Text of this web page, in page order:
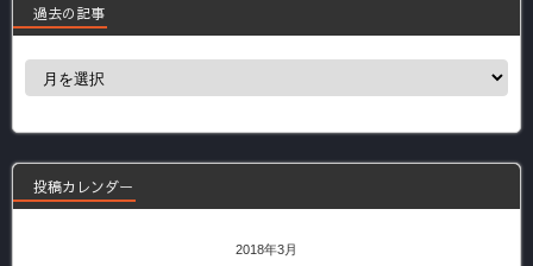
過去の記事
過
事
投稿カレンダー
2018年3月